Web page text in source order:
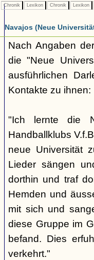
Chronik Lexikon Chronik Lexikon
Navajos (Neue
Nach Angaben
die "Neue
ausführlichen
Kontakte zu ihnen:
"Ich lernte die
Handballklubs
neue Universität
Lieder sängen
dorthin und traf
Hemden und
mit sich und
diese Gruppe im
befand. Dies
verkehrt."